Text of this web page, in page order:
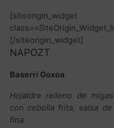
[siteorigin_widget
[/siteorigin_widget]
NAPOZT
Baserri Goxoa
Hojaldre relleno de
con cebolla frita, salsa
fina